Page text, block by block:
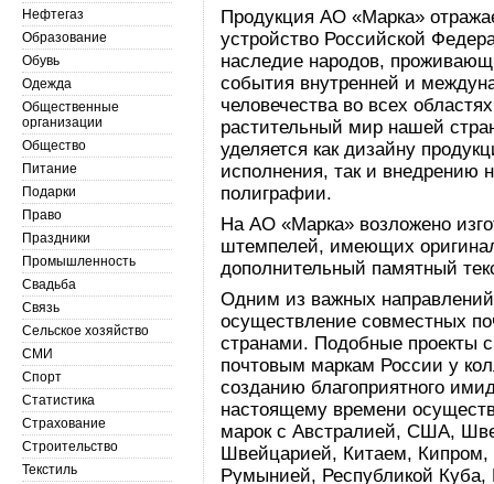
Продукция АО «Марка»
устройство Российской
наследие народов,
события внутренней и
человечества во всех
растительный мир нашей
уделяется как дизайну
исполнения, так и внедрению
полиграфии.
На АО «Марка» возложено
штемпелей, имеющих
дополнительный памятный
Одним из важных
осуществление совместных
странами. Подобные проекты
почтовым маркам России у
созданию благоприятного
настоящему времени
марок с Австралией, США,
Швейцарией, Китаем, Кипром,
Румынией, Республикой Куба,
Нефтегаз
Образование
Обувь
Одежда
Общественные
организации
Общество
Питание
Подарки
Право
Праздники
Промышленность
Свадьба
Связь
Сельское хозяйство
СМИ
Спорт
Статистика
Страхование
Строительство
Текстиль